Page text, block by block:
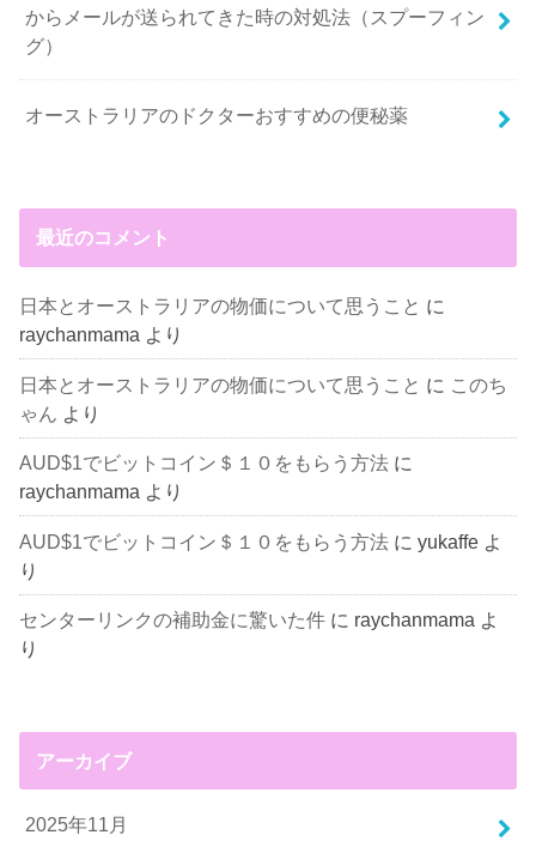
からメールが送られてきた時の対処法（スプーフィン
グ）
オーストラリアのドクターおすすめの便秘薬
最近のコメント
日本とオーストラリアの物価について思うこと に
raychanmama より
日本とオーストラリアの物価について思うこと に このち
ゃん より
AUD$1でビットコイン＄１０をもらう方法 に
raychanmama より
AUD$1でビットコイン＄１０をもらう方法 にyukaffe よ
り
センターリンクの補助金に驚いた件 に raychanmama よ
り
アーカイブ
2025年11月